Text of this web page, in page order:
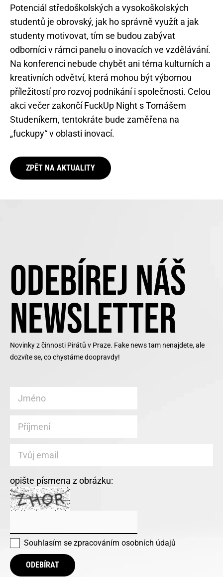
Potenciál středoškolských a vysokoškolských
studentů je obrovský, jak ho správně využít a jak
studenty motivovat, tím se budou zabývat
odborníci v rámci panelu o inovacích ve vzdělávání.
Na konferenci nebude chybět ani téma kulturních a
kreativních odvětví, která mohou být výbornou
příležitostí pro rozvoj podnikání i společnosti. Celou
akci večer zakončí FuckUp Night s Tomášem
Studeníkem, tentokráte bude zaměřena na
„fuckupy“ v oblasti inovací.
ZPĚT NA AKTUALITY
ODEBÍREJ NÁŠ
NEWSLETTER
Novinky z činnosti Pirátů v Praze. Fake news tam nenajdete, ale
dozvíte se, co chystáme doopravdy!
opište písmena z obrázku:
Souhlasím se zpracováním osobních údajů
ODEBÍRAT